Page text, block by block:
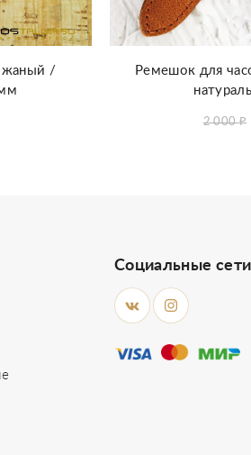
/
Ремешок для
2 000₽
Социальные сети